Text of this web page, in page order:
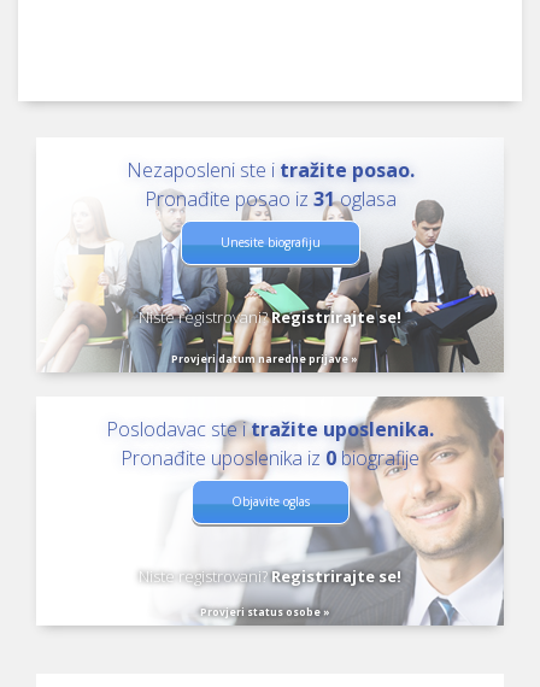
Nezaposleni ste i tražite posao.
Pronađite posao iz 31oglasa
Unesite biografiju
Niste registrovani?Registrirajte se!
Provjeri datum naredne prijave »
Poslodavac ste itražite uposlenika.
Pronađite uposlenika iz 0 biografije
Objavite oglas
Niste registrovani?Registrirajte se!
Provjeri status osobe »